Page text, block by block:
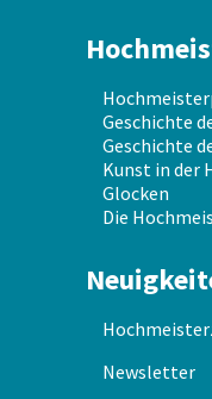
Geschichte
Geschichte
Kunst in der
Glocken
Die
Newsletter